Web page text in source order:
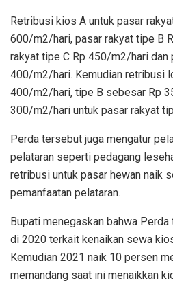
Retribusi kios A untuk pasar
600/m2/hari, pasar rakyat tipe B
rakyat tipe C Rp 450/m2/hari dan
400/m2/hari. Kemudian retribusi
400/m2/hari, tipe B sebesar Rp
300/m2/hari untuk pasar rakyat
Perda tersebut juga mengatur
pelataran seperti pedagang
retribusi untuk pasar hewan naik
pemanfaatan pelataran.
Bupati menegaskan bahwa
di 2020 terkait kenaikan sewa
Kemudian 2021 naik 10 persen
memandang saat ini menaikkan